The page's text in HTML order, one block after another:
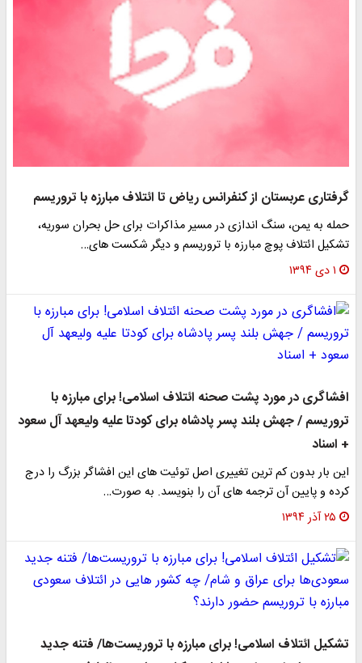
گرفتاری عربستان از کنفرانس ریاض تا ائتلاف مبارزه با تروریسم
حمله به یمن، سنگ اندازی در مسیر مذاکرات برای حل بحران سوریه،
تشکیل ائتلاف پوچ مبارزه با تروریسم و دیگر شکست های…
۱ دی ۱۳۹۴
افشاگری در مورد پشت صحنه ائتلاف اسلامی! برای مبارزه با
تروریسم / جهش بلند پسر پادشاه برای کودتا علیه ولیعهد آل سعود
+ اسناد
این بار بدون کم ترین تغییری اصل توئیت های این افشاگر بزرگ را درج
کرده و پایین آن ترجمه های آن را بنویسد. به صورت…
۲۵ آذر ۱۳۹۴
تشکیل ائتلاف اسلامی! برای مبارزه با تروریست‌ها/ فتنه جدید